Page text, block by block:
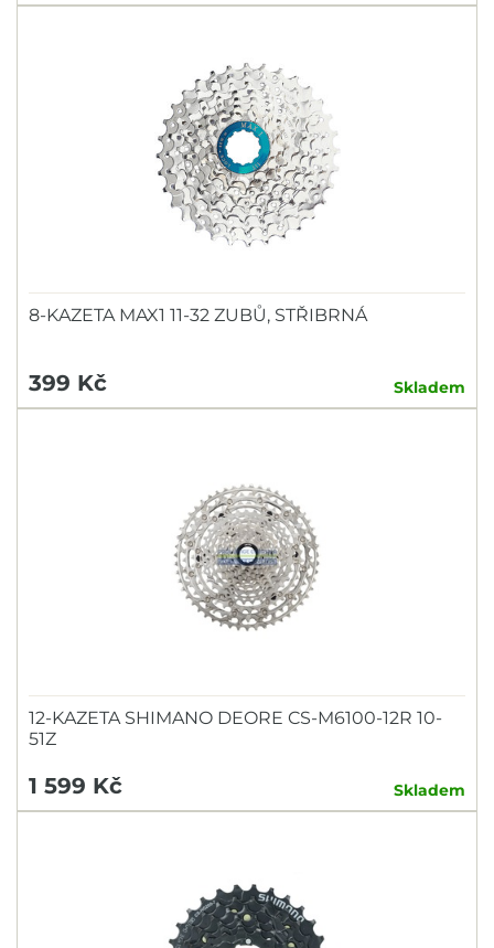
8-KAZETA MAX1 11-32 ZUBŮ, STŘIBRNÁ
399 Kč Skladem
12-KAZETA SHIMANO DEORE CS-M6100-12R 10-
51Z
1 599 Kč Skladem